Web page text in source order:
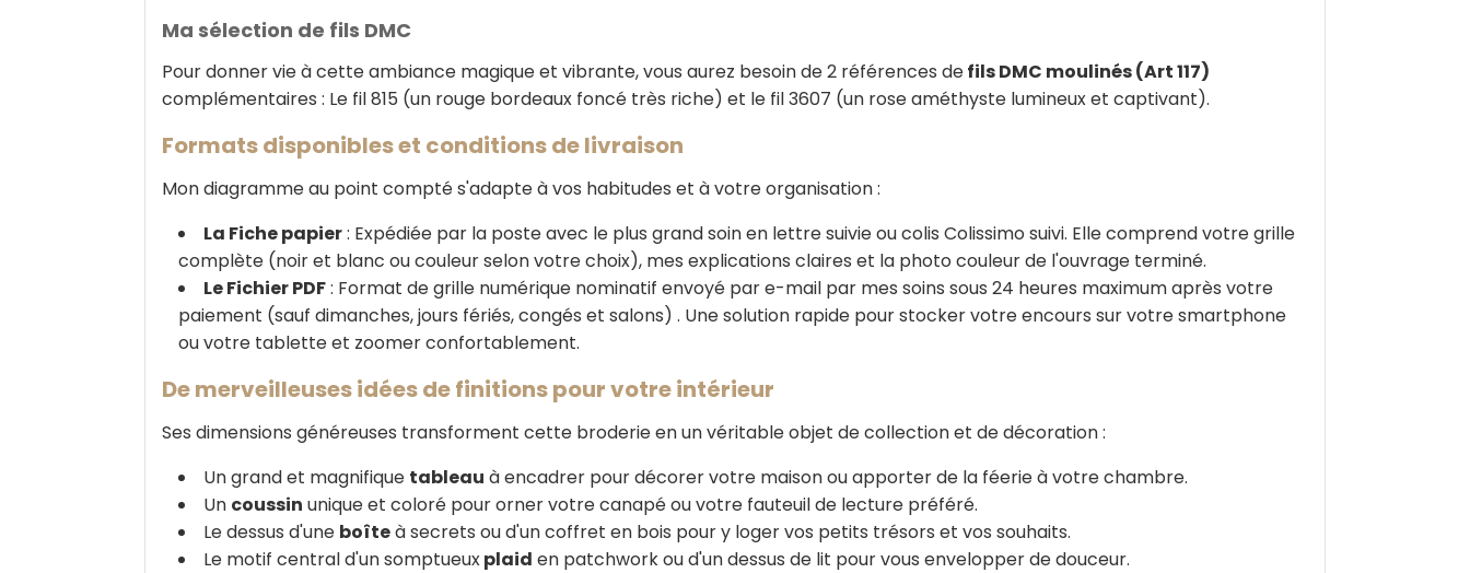
Ma sélection de fils DMC
Pour donner vie à cette ambiance magique et vibrante, vous aurez besoin de 2 références defils DMC moulinés (Art 117)
complémentaires : Le fil 815 (un rouge bordeaux foncé très riche) et le fil 3607 (un rose améthyste lumineux et captivant).
Formats disponibles et conditions de livraison
Mon diagramme au point compté s'adapte à vos habitudes et à votre organisation :
La Fiche papier: Expédiée par la poste avec le plus grand soin en lettre suivie ou colis Colissimo suivi. Elle comprend votre grille
complète (noir et blanc ou couleur selon votre choix), mes explications claires et la photo couleur de l'ouvrage terminé.
Le Fichier PDF: Format de grille numérique nominatif envoyé par e-mail par mes soins sous 24 heures maximum après votre
paiement (sauf dimanches, jours fériés, congés et salons) . Une solution rapide pour stocker votre encours sur votre smartphone
ou votre tablette et zoomer confortablement.
De merveilleuses idées de finitions pour votre intérieur
Ses dimensions généreuses transforment cette broderie en un véritable objet de collection et de décoration :
Un grand et magnifique tableau à encadrer pour décorer votre maison ou apporter de la féerie à votre chambre.
Un coussin unique et coloré pour orner votre canapé ou votre fauteuil de lecture préféré.
Le dessus d'une boîteà secrets ou d'un coffret en bois pour y loger vos petits trésors et vos souhaits.
Le motif central d'un somptueuxplaid en patchwork ou d'un dessus de lit pour vous envelopper de douceur.